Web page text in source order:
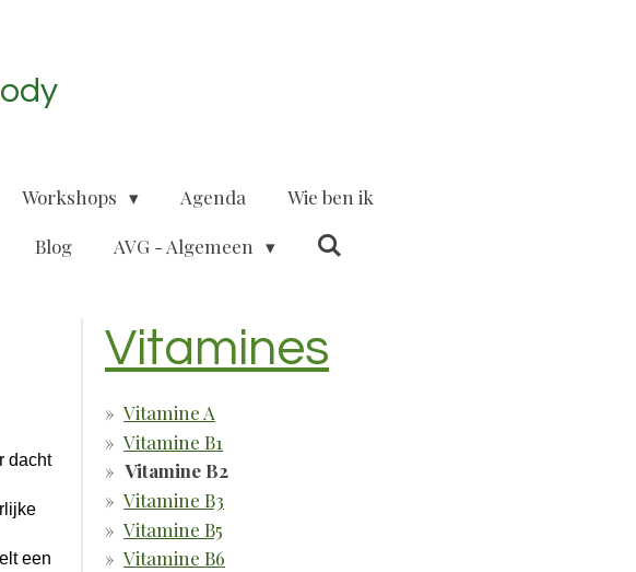
Workshops Agenda Wie ben ik
Blog AVG - Algemeen
dacht
een
Vitamines
Vitamine A
Vitamine B1
Vitamine B2
Vitamine B3
Vitamine B5
Vitamine B6